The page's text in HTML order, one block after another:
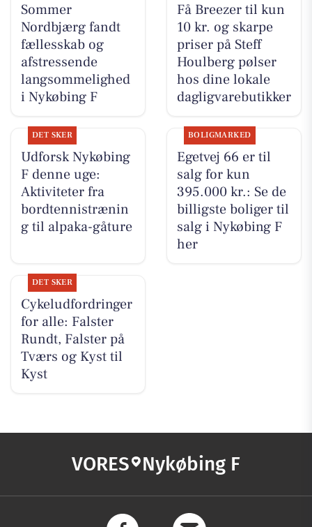
Sommer
Nordbjærg fandt
fællesskab og
afstressende
langsommelighed
i Nykøbing F
Få Breezer til kun
10 kr. og skarpe
priser på Steff
Houlberg pølser
hos dine lokale
dagligvarebutikker
DET SKER
Udforsk Nykøbing
F denne uge:
Aktiviteter fra
bordtennistrænin
g til alpaka-gåture
BOLIGMARKED
Egetvej 66 er til
salg for kun
395.000 kr.: Se de
billigste boliger til
salg i Nykøbing F
her
DET SKER
Cykeludfordringer
for alle: Falster
Rundt, Falster på
Tværs og Kyst til
Kyst
VORES Nykøbing F